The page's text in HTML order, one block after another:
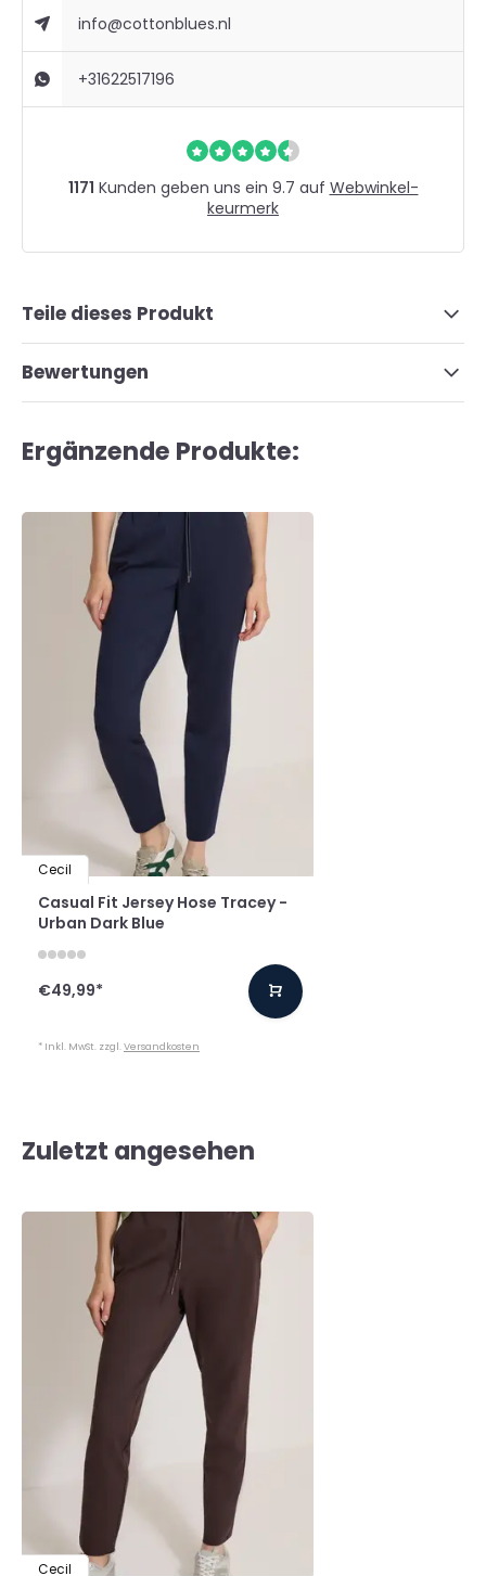
info@cottonblues.nl
+31622517196
1171 Kunden geben uns ein 9.7 auf Webwinkel-
keurmerk
Teile dieses Produkt
Bewertungen
Ergänzende Produkte:
Cecil
Casual Fit Jersey Hose Tracey -
Urban Dark Blue
€49,99*
* Inkl. MwSt. zzgl.Versandkosten
Zuletzt angesehen
Cecil